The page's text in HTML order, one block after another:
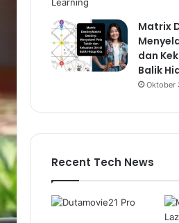
Matrix
dan
Balik
Oktober
Recent Tech News